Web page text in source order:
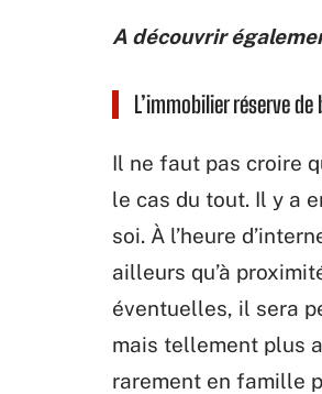
A découvrir
L’immobilier réserve
Il ne faut pas croire
le cas du tout. Il y a
soi. À l’heure
ailleurs qu’à
éventuelles, il sera
mais tellement plus
rarement en famille